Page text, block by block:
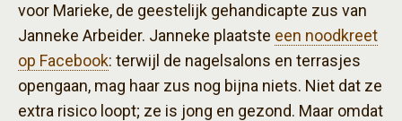
voor Marieke, de geestelijk gehandicapte zus van
Janneke Arbeider. Janneke plaatste een noodkreet
op Facebook: terwijl de nagelsalons en terrasjes
opengaan, mag haar zus nog bijna niets. Niet dat ze
extra risico loopt; ze is jong en gezond. Maar omdat